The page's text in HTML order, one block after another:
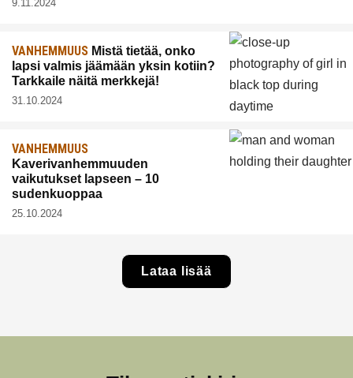
9.11.2024
VANHEMMUUS Mistä tietää, onko
lapsi valmis jäämään yksin kotiin?
Tarkkaile näitä merkkejä!
31.10.2024
VANHEMMUUS
Kaverivanhemmuuden
vaikutukset lapseen – 10
sudenkuoppaa
25.10.2024
Lataa lisää